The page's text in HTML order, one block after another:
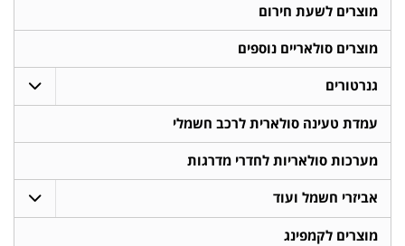
מוצרים לשעת חירום
מוצרים סולאריים נוספים
גנרטורים
עמדת טעינה סולארית לרכב חשמלי
מערכות סולאריות לחדרי מדרגות
אביזרי חשמל ועוד
מוצרים לקמפינג